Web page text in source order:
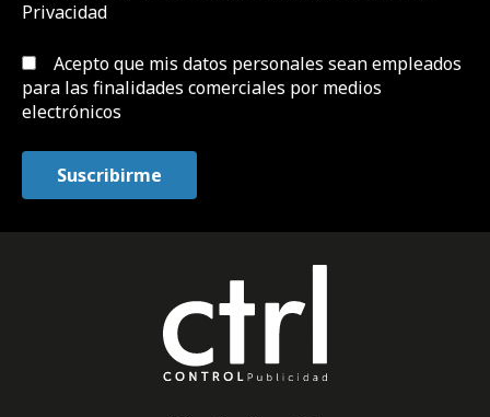
Privacidad
Acepto que mis datos personales sean empleados
para las finalidades comerciales por medios
electrónicos